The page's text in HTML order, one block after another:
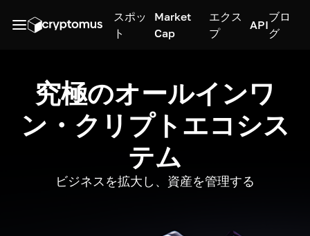
スポッ
ト
Market
Cap
エクス
プ
API
ブロ
グ
究極のオールインワ
ン・クリプトエコシス
テム
ビジネスを拡大し、資産を管理する